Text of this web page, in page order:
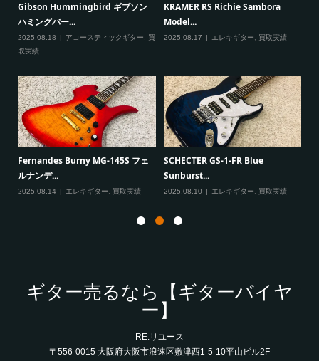
Gibson Hummingbird ギブソン
ハミングバー...
2025.08.18 アコースティックギター
買
取実績
KRAMER RS Richie Sambora
Model...
2025.08.17 エレキギター 買取実績
Fernandes Burny MG-145S フェ
ルナンデ...
2025.08.14 エレキギター, 買取実績
SCHECTER GS-1-FR Blue
Sunburst...
2025.08.10 エレキギター, 買取実績
ギター売るなら【ギターバイヤ
ー】
RE:リユース
〒556-0015 大阪府大阪市浪速区敷津西1-5-10平山ビル2F